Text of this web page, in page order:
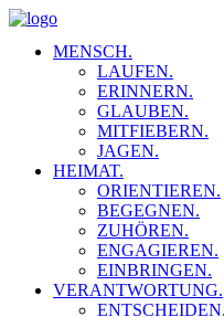
MENSCH.
LAUFEN.
ERINNERN.
GLAUBEN.
MITFIEBERN.
JAGEN.
HEIMAT.
ORIENTIEREN.
BEGEGNEN.
ZUHÖREN.
ENGAGIEREN.
EINBRINGEN.
VERANTWORTUNG.
ENTSCHEIDEN.